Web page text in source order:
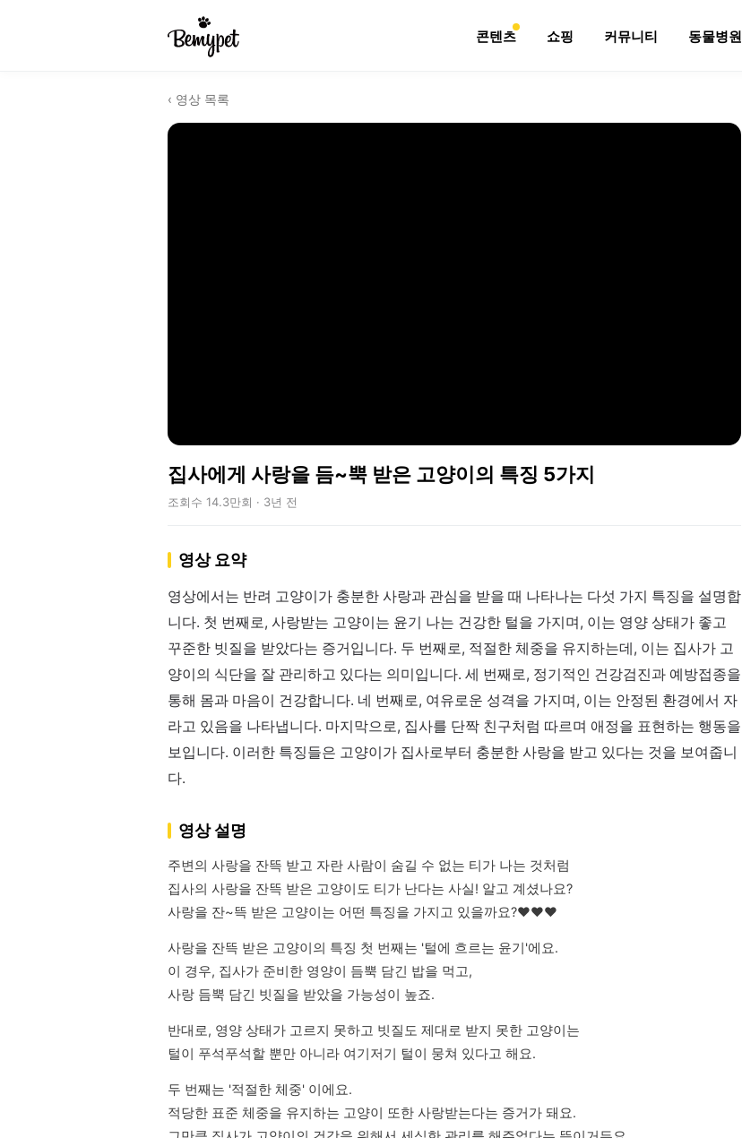
콘텐츠 쇼핑 커뮤니티 동물병원
‹ 영상 목록
집사에게 사랑을 듬~뿍 받은 고양이의 특징 5가지
조회수 14.3만회 · 3년 전
영상 요약
영상에서는 반려 고양이가 충분한 사랑과 관심을 받을 때 나타나는 다섯 가지 특징을 설명합
니다. 첫 번째로, 사랑받는 고양이는 윤기 나는 건강한 털을 가지며, 이는 영양 상태가 좋고
꾸준한 빗질을 받았다는 증거입니다. 두 번째로, 적절한 체중을 유지하는데, 이는 집사가 고
양이의 식단을 잘 관리하고 있다는 의미입니다. 세 번째로, 정기적인 건강검진과 예방접종을
통해 몸과 마음이 건강합니다. 네 번째로, 여유로운 성격을 가지며, 이는 안정된 환경에서 자
라고 있음을 나타냅니다. 마지막으로, 집사를 단짝 친구처럼 따르며 애정을 표현하는 행동을
보입니다. 이러한 특징들은 고양이가 집사로부터 충분한 사랑을 받고 있다는 것을 보여줍니
다.
영상 설명
주변의 사랑을 잔뜩 받고 자란 사람이 숨길 수 없는 티가 나는 것처럼
집사의 사랑을 잔뜩 받은 고양이도 티가 난다는 사실! 알고 계셨나요?
사랑을 잔~뜩 받은 고양이는 어떤 특징을 가지고 있을까요?❤️❤️❤️
사랑을 잔뜩 받은 고양이의 특징 첫 번째는 '털에 흐르는 윤기'에요.
이 경우, 집사가 준비한 영양이 듬뿍 담긴 밥을 먹고,
사랑 듬뿍 담긴 빗질을 받았을 가능성이 높죠.
반대로, 영양 상태가 고르지 못하고 빗질도 제대로 받지 못한 고양이는
털이 푸석푸석할 뿐만 아니라 여기저기 털이 뭉쳐 있다고 해요.
두 번째는 '적절한 체중' 이에요.
적당한 표준 체중을 유지하는 고양이 또한 사랑받는다는 증거가 돼요.